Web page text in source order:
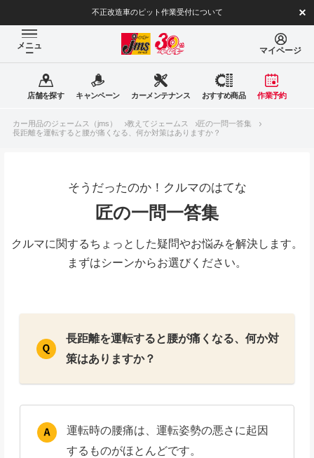
不正改造車のピット作業受付について
メニュ
ー マイページ
店舗を探す キャンペーン カーメンテナンス おすすめ商品 作業予約
カー用品のジェームス（jms） 教えてジェームス
匠の一問一答集
長距離を運転すると腰が痛くなる、何か対策はありますか？
そうだったのか！クルマのはてな
匠の一問一答集
クルマに関するちょっとした疑問やお悩みを解決します。
まずはシーンからお選びください。
長距離を運転すると腰が痛くなる、何か対
策はありますか？
運転時の腰痛は、運転姿勢の悪さに起因
するものがほとんどです。